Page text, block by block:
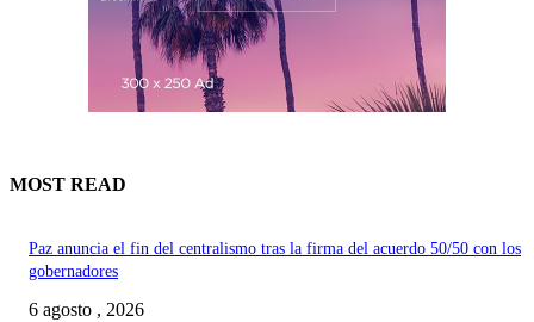
MOST READ
Paz anuncia el fin del centralismo tras la firma del acuerdo 50/50 con los
gobernadores
6 agosto , 2026